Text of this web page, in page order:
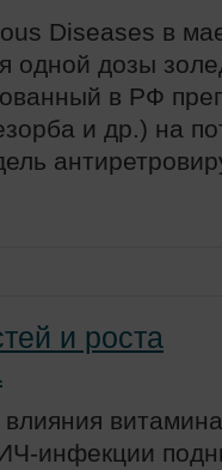
Diseases в
одной дозы
в РФ
и др.) на
и роста
инфекции